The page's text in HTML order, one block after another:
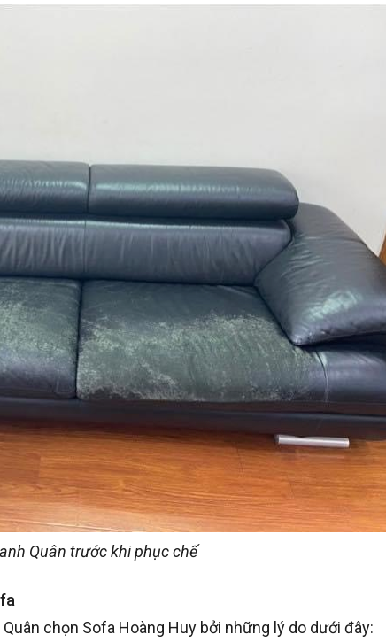
Quân trước khi phục chế
chọn Sofa Hoàng Huy bởi những lý do dưới đây: